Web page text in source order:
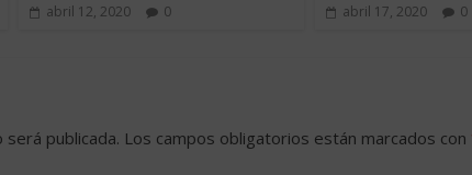
abril 12, 2020 0 abril 17, 2020 0
publicada. Los campos obligatorios están marcados con